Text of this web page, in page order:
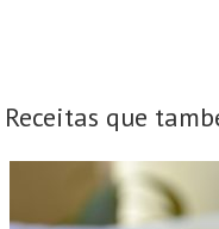
Receitas que